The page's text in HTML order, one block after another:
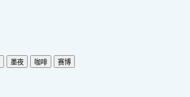
墨夜 咖啡 赛博